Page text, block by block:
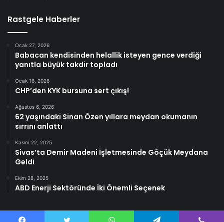
Rastgele Haberler
Ocak 27, 2026
Babacan kendisinden helallik isteyen gence verdiği
yanıtla büyük takdir topladı
Ocak 16, 2026
CHP’den KYK bursuna sert çıkış!
Ağustos 6, 2026
62 yaşındaki Sinan Özen yıllara meydan okumanın
sırrını anlattı
Kasım 22, 2025
Sivas’ta Demir Madeni İşletmesinde Göçük Meydana
Geldi
Ekim 28, 2025
ABD Enerji Sektöründe İki Önemli Seçenek